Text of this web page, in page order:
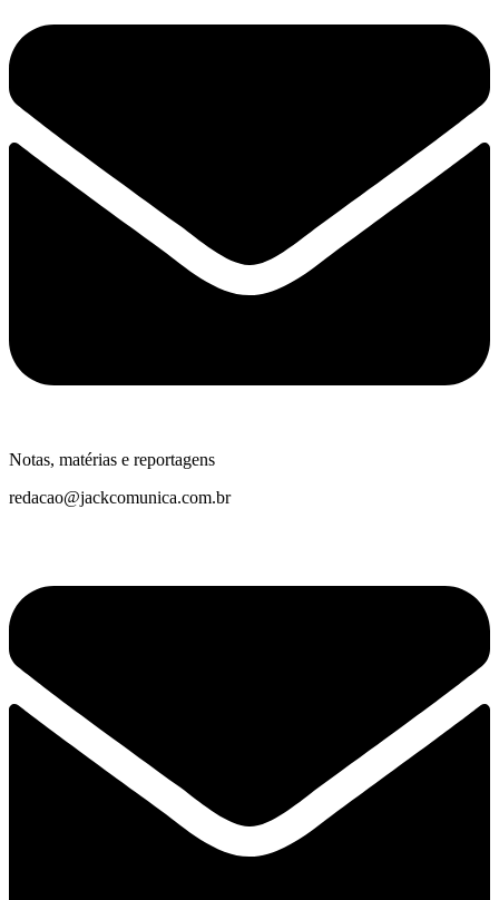
Notas, matérias e reportagens
redacao@jackcomunica.com.br